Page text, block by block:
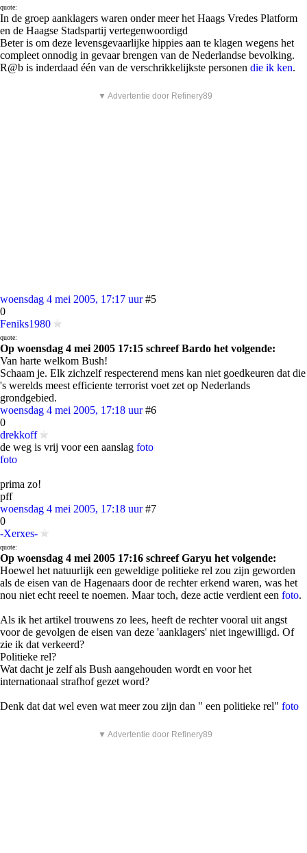
quote:
In de groep aanklagers waren onder meer het Haags Vredes Platform
en de Haagse Stadspartij vertegenwoordigd
Beter is om deze levensgevaarlijke hippies aan te klagen wegens het
compleet onnodig in gevaar brengen van de Nederlandse bevolking.
R@b is inderdaad één van de verschrikkelijkste personen die ik ken.
▼ Advertentie door Refinery89
woensdag 4 mei 2005, 17:17 uur #5
0
Feniks1980
quote:
Op woensdag 4 mei 2005 17:15 schreef Bardo het volgende:
Van harte welkom Bush!
Schaam je. Elk zichzelf respecterend mens kan niet goedkeuren dat die
's werelds meest efficiente terrorist voet zet op Nederlands
grondgebied.
woensdag 4 mei 2005, 17:18 uur #6
0
drekkoff
de weg is vrij voor een aanslag foto
foto
prima zo!
pff
woensdag 4 mei 2005, 17:18 uur #7
0
-Xerxes-
quote:
Op woensdag 4 mei 2005 17:16 schreef Garyu het volgende:
Hoewel het natuurlijk een geweldige politieke rel zou zijn geworden
als de eisen van de Hagenaars door de rechter erkend waren, was het
nou niet echt reeel te noemen. Maar toch, deze actie verdient een foto.
Als ik het artikel trouwens zo lees, heeft de rechter vooral uit angst
voor de gevolgen de eisen van deze 'aanklagers' niet ingewilligd. Of
zie ik dat verkeerd?
Politieke rel?
Wat dacht je zelf als Bush aangehouden wordt en voor het
internationaal strafhof gezet word?
Denk dat dat wel even wat meer zou zijn dan " een politieke rel" foto
▼ Advertentie door Refinery89